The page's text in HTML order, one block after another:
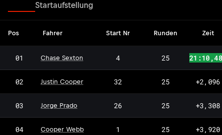
Startaufstellung
Pos Fahrer Start Nr Runden Zeit
01 Chase Sexton 4 25
02 Justin Cooper 32 25 +2,096
03 Jorge Prado 26 25 +3,308
04 Cooper Webb 1 25 +3,920